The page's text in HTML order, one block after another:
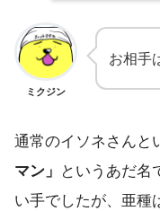
ミクジン
お相手
通常のイソネさんと
マン」 というあだ名
い手でしたが、亜種